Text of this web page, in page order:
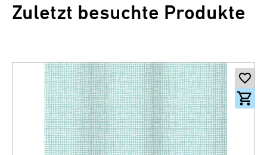
Zuletzt besuchte Produkte